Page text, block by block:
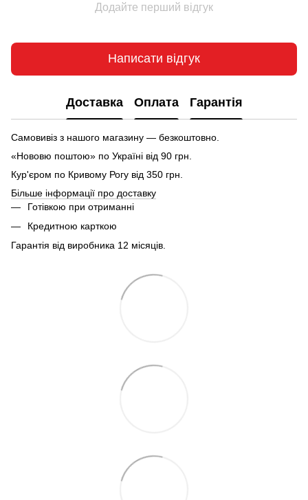
Додайте перший відгук
Написати відгук
Доставка Оплата Гарантія
Самовивіз з нашого магазину — безкоштовно.
«Нововю поштою» по Україні від 90 грн.
Кур'єром по Кривому Рогу від 350 грн.
Більше інформації про доставку
Готівкою при отриманні
Кредитною карткою
Гарантія від виробника 12 місяців.